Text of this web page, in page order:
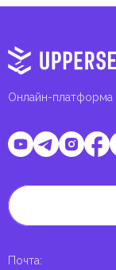
Онлайн-платформа
Почта: